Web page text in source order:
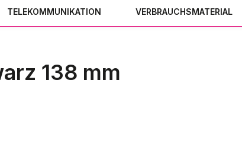
TELEKOMMUNIKATION VERBRAUCHSMATERIAL
138 mm